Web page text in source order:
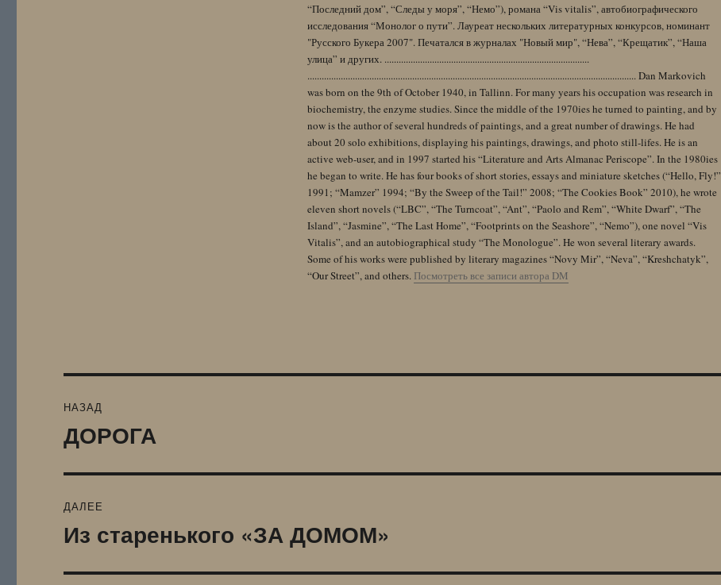
“Последний дом”, “Следы у моря”, “Немо”), романа “Vis vitalis”, автобиографического
исследования “Монолог о пути”. Лауреат нескольких литературных конкурсов, номинант
"Русского Букера 2007". Печатался в журналах "Новый мир", “Нева”, “Крещатик”, “Наша
улица” и других. ......................................................................................
.......................................................................................................................................... Dan Markovich
was born on the 9th of October 1940, in Tallinn. For many years his occupation was research in
biochemistry, the enzyme studies. Since the middle of the 1970ies he turned to painting, and by
now is the author of several hundreds of paintings, and a great number of drawings. He had
about 20 solo exhibitions, displaying his paintings, drawings, and photo still-lifes. He is an
active web-user, and in 1997 started his “Literature and Arts Almanac Periscope”. In the 1980ies
he began to write. He has four books of short stories, essays and miniature sketches (“Hello, Fly!”
1991; “Mamzer” 1994; “By the Sweep of the Tail!” 2008; “The Cookies Book” 2010), he wrote
eleven short novels (“LBC”, “The Turncoat”, “Ant”, “Paolo and Rem”, “White Dwarf”, “The
Island”, “Jasmine”, “The Last Home”, “Footprints on the Seashore”, “Nemo”), one novel “Vis
Vitalis”, and an autobiographical study “The Monologue”. He won several literary awards.
Some of his works were published by literary magazines “Novy Mir”, “Neva”, “Kreshchatyk”,
“Our Street”, and others. Посмотреть все записи автора DM
по
НАЗАД
Предыдущая
запись:
ДОРОГА
ДАЛЕЕ
Следующая
Из старенького «ЗА ДОМОМ»